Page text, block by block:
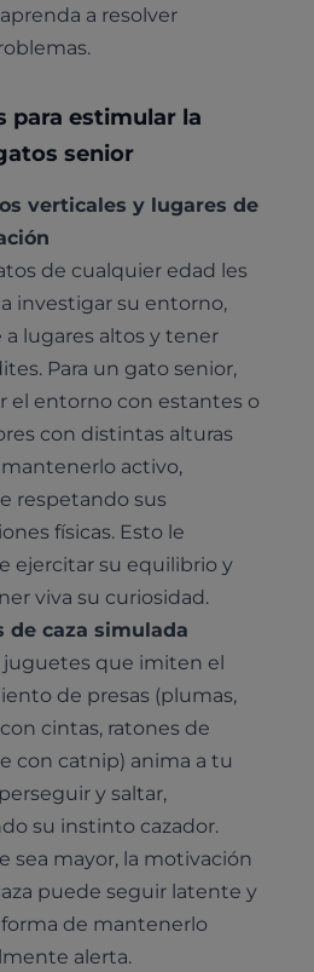
a resolver
para estimular la
senior
verticales y lugares de
de cualquier edad les
investigar su entorno,
a lugares altos y tener
Para un gato senior,
el entorno con estantes o
con distintas alturas
activo,
respetando sus
físicas. Esto le
ejercitar su equilibrio y
viva su curiosidad.
de caza simulada
juguetes que imiten el
de presas (plumas,
cintas, ratones de
con catnip) anima a tu
y saltar,
su instinto cazador.
sea mayor, la motivación
puede seguir latente y
forma de mantenerlo
alerta.